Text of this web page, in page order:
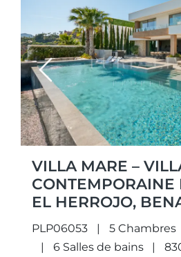
Previous
VILLA MARE –
CONTEMPORAINE
EL HERROJO,
PLP06053
5 Chambres
6 Salles de bains